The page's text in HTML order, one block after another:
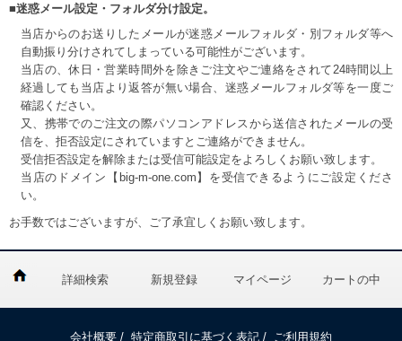
■迷惑メール設定・フォルダ分け設定。
当店からのお送りしたメールが迷惑メールフォルダ・別フォルダ等へ
自動振り分けされてしまっている可能性がございます。
当店の、休日・営業時間外を除きご注文やご連絡をされて24時間以上
経過しても当店より返答が無い場合、迷惑メールフォルダ等を一度ご
確認ください。
又、携帯でのご注文の際パソコンアドレスから送信されたメールの受
信を、拒否設定にされていますとご連絡ができません。
受信拒否設定を解除または受信可能設定をよろしくお願い致します。
当店のドメイン【big-m-one.com】を受信できるようにご設定くださ
い。
お手数ではございますが、ご了承宜しくお願い致します。
詳細検索 新規登録 マイページ カートの中
会社概要 / 特定商取引に基づく表記 / ご利用規約